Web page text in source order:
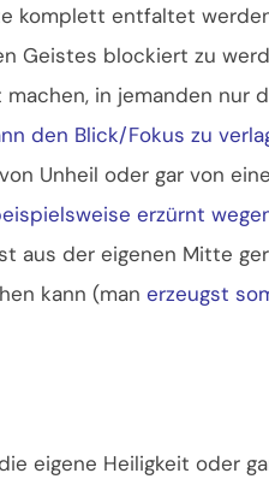
komplett entfaltet
Geistes blockiert zu
in jemanden nur
den Blick/Fokus zu
Unheil oder gar von
erzürnt
aus der eigenen Mitte
kann (man erzeugst
eigene Heiligkeit oder